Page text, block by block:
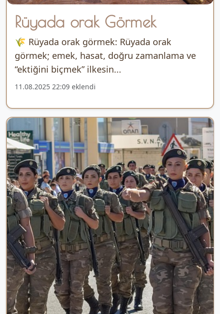
Rüyada orak Görmek
🌾 Rüyada orak görmek: Rüyada orak
görmek; emek, hasat, doğru zamanlama ve
“ektiğini biçmek” ilkesin...
11.08.2025 22:09 eklendi